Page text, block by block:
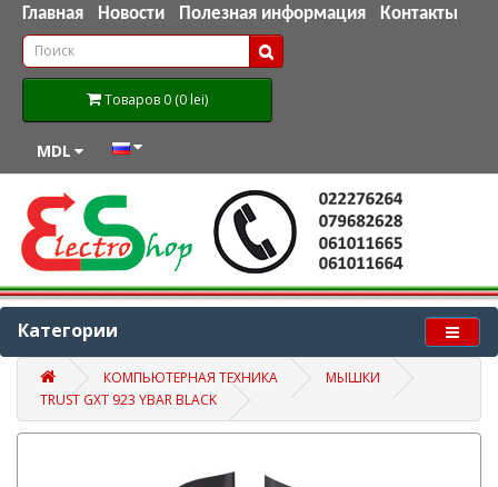
Главная Новости Полезная информация Контакты
Товаров 0 (0 lei)
MDL
Категории
КОМПЬЮТЕРНАЯ ТЕХНИКА
МЫШКИ
TRUST GXT 923 YBAR BLACK